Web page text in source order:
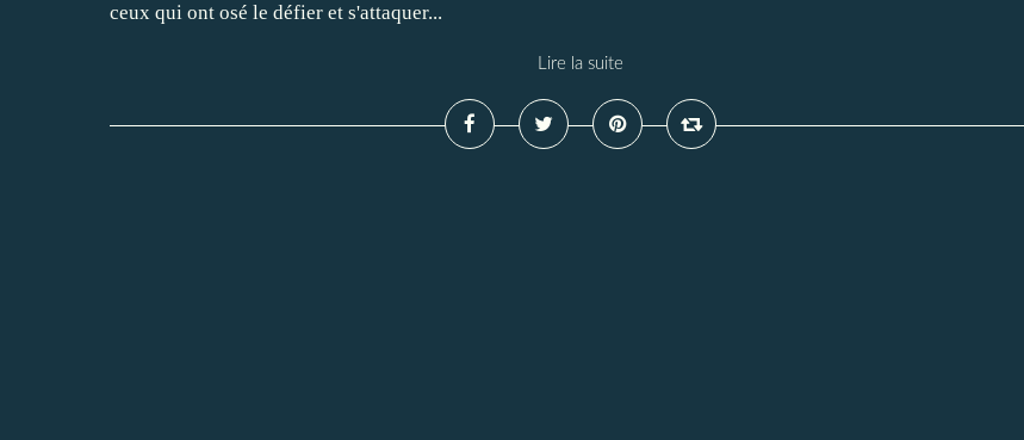
ceux qui ont osé le défier et s'attaquer...
Lire la suite